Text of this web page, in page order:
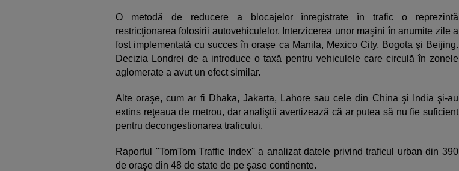
O metodă de reducere a blocajelor înregistrate în trafic o reprezintă
restricţionarea folosirii autovehiculelor. Interzicerea unor maşini în anumite zile a
fost implementată cu succes în oraşe ca Manila, Mexico City, Bogota şi Beijing.
Decizia Londrei de a introduce o taxă pentru vehiculele care circulă în zonele
aglomerate a avut un efect similar.
Alte oraşe, cum ar fi Dhaka, Jakarta, Lahore sau cele din China şi India şi-au
extins reţeaua de metrou, dar analiştii avertizează că ar putea să nu fie suficient
pentru decongestionarea traficului.
Raportul ''TomTom Traffic Index'' a analizat datele privind traficul urban din 390
de oraşe din 48 de state de pe şase continente.